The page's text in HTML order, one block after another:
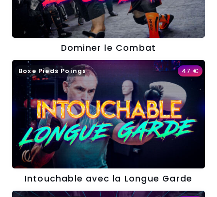
Dominer le Combat
Boxe Pieds Poings 47€
Intouchable avec la Longue Garde